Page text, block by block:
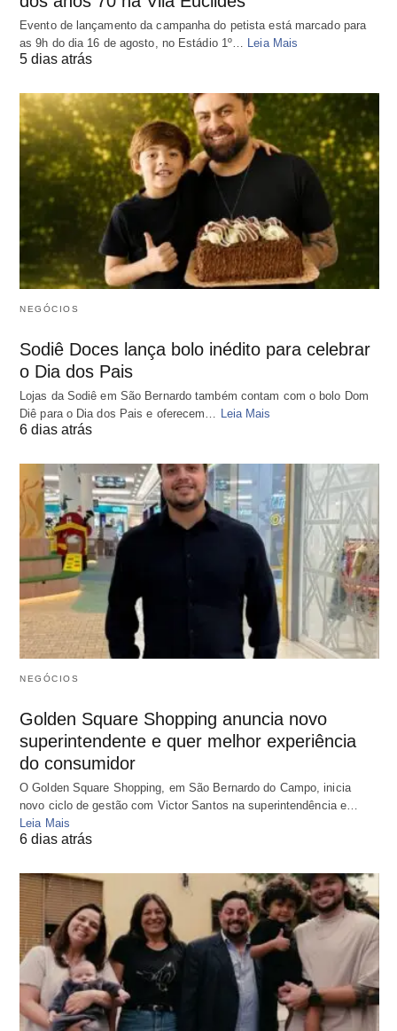
Evento de lançamento da campanha do petista está marcado para
as 9h do dia 16 de agosto, no Estádio 1º… Leia Mais
5 dias atrás
NEGÓCIOS
Sodiê Doces lança bolo inédito para celebrar
o Dia dos Pais
Lojas da Sodiê em São Bernardo também contam com o bolo Dom
Diê para o Dia dos Pais e oferecem… Leia Mais
6 dias atrás
NEGÓCIOS
Golden Square Shopping anuncia novo
superintendente e quer melhor experiência
do consumidor
O Golden Square Shopping, em São Bernardo do Campo, inicia
novo ciclo de gestão com Victor Santos na superintendência e…
Leia Mais
6 dias atrás